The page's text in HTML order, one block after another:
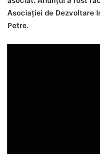
Asociației de Dezvoltare
Petre.